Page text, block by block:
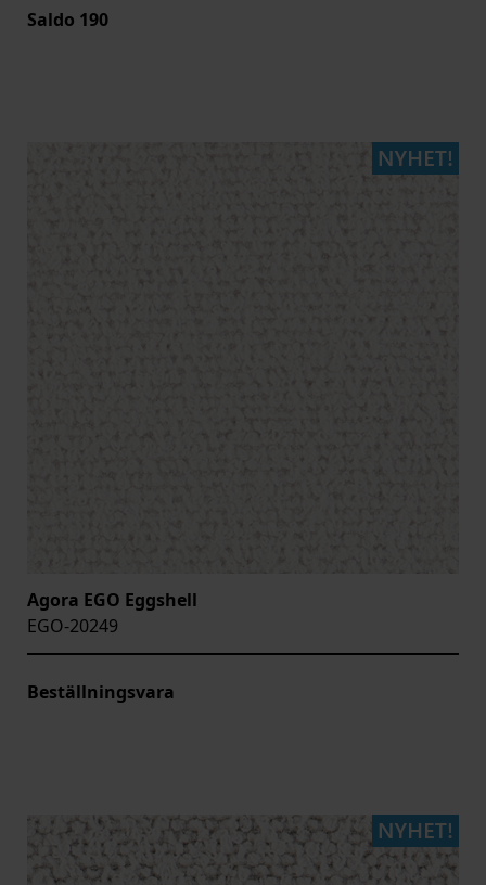
Saldo 190
Agora EGO Eggshell
EGO-20249
Beställningsvara